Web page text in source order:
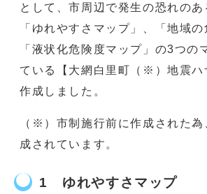
として、市周辺で発生の恐れのあ
「ゆれやすさマップ」、「地域の
「液状化危険度マップ」の3つの
ている【大網白里町（※）地震ハ
作成しました。
（※）市制施行前に作成された
成されています。
1 ゆれやすさマップ